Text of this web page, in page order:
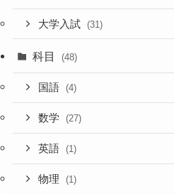
大学入試 (31)
科目 (48)
国語 (4)
数学 (27)
英語 (1)
物理 (1)